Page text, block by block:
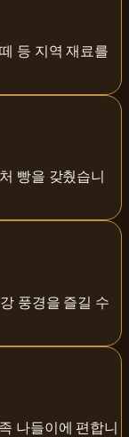
등 지역 재료를
빵을 갖췄습니
풍경을 즐길 수
나들이에 편합니